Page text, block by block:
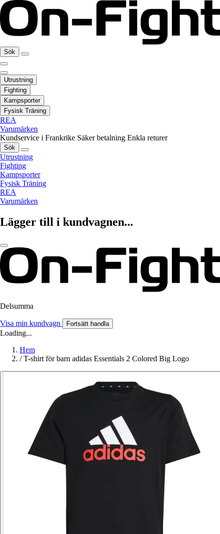
Sök
Utrustning
Fighting
Kampsporter
Fysisk Träning
REA
Varumärken
Kundservice i Frankrike Säker betalning Enkla returer
Sök
Utrustning
Fighting
Kampsporter
Fysisk Träning
REA
Varumärken
Lägger till i kundvagnen...
Delsumma
Visa min kundvagn Fortsätt handla
Loading...
Hem
/ T-shirt för barn adidas Essentials 2 Colored Big Logo